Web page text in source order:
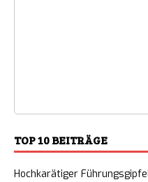
TOP 10 BEITRÄGE
Hochkarätiger